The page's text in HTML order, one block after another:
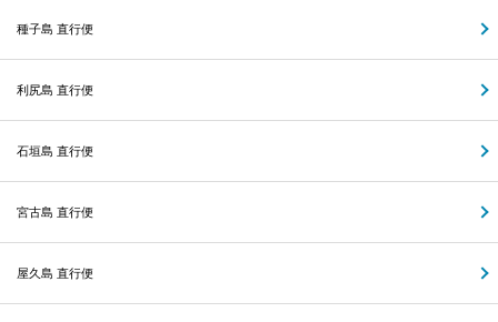
種子島 直行便
利尻島 直行便
石垣島 直行便
宮古島 直行便
屋久島 直行便